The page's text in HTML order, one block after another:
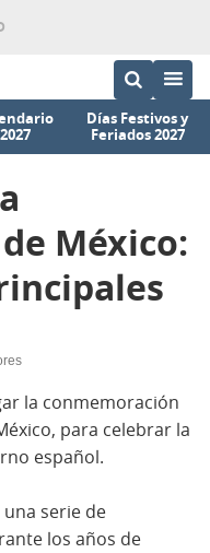
2027
Días Festivos y
Feriados 2027
México:
la conmemoración
para celebrar la
español.
serie de
los años de